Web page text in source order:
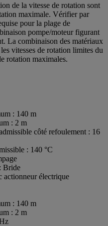
de la vitesse de rotation sont
maximale. Vérifier par
pour la plage de
pompe/moteur figurant
La combinaison des matériaux
vitesses de rotation limites du
rotation maximales.
: 140 m
: 2 m
côté refoulement : 16
: 140 °C
Bride
actionneur électrique
: 140 m
: 2 m